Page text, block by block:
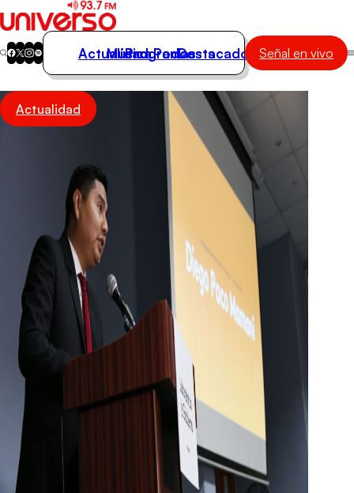
Actualidad
Música
Destacados
Actualidad
Música
Programas
Podcasts
Destacados Señal en vivo
Actualidad